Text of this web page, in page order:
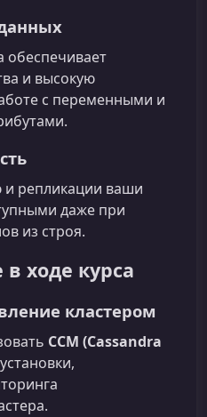
обеспечивает
и высокую
с переменными и
и репликации ваши
даже при
из строя.
ходе курса
кластером
CCM (Cassandra